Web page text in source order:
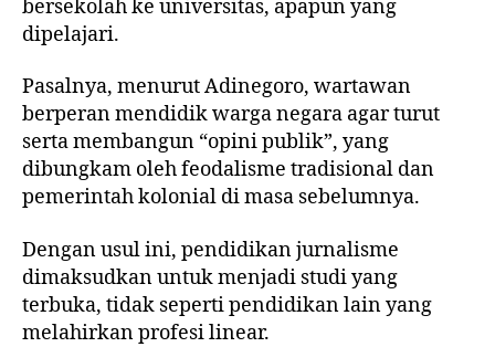
bersekolah ke universitas, apapun yang
dipelajari.
Pasalnya, menurut Adinegoro, wartawan
berperan mendidik warga negara agar turut
serta membangun “opini publik”, yang
dibungkam oleh feodalisme tradisional dan
pemerintah kolonial di masa sebelumnya.
Dengan usul ini, pendidikan jurnalisme
dimaksudkan untuk menjadi studi yang
terbuka, tidak seperti pendidikan lain yang
melahirkan profesi linear.